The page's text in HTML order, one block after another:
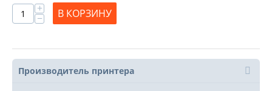
+
− В КОРЗИНУ
Производитель принтера